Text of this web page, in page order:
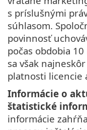
s príslušnými
súhlasom.
povinnosť
počas obdobia
sa však
platnosti licencie
Informácie o
štatistické
informácie